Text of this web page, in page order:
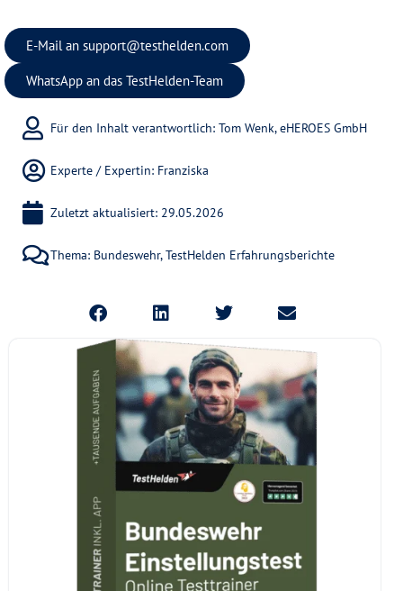
E-Mail an support@testhelden.com
WhatsApp an das TestHelden-Team
Für den Inhalt verantwortlich: Tom Wenk, eHEROES GmbH
Experte / Expertin: Franziska
Zuletzt aktualisiert: 29.05.2026
Thema: Bundeswehr,TestHelden Erfahrungsberichte